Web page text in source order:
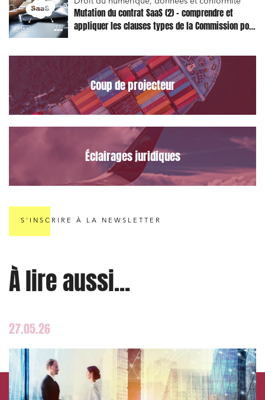
Mutation du contrat SaaS (2) – comprendre et
appliquer les clauses types de la Commission pour
Coup de projecteur
Éclairages juridiques
S'INSCRIRE À LA NEWSLETTER
À lire aussi...
27.05.26
Projets immobiliers
Environnement
Banque finance et assurance
Droit des sociétés et Fusions-Acquisitions
J'ai lu et j'accepte la politique de confidentialité